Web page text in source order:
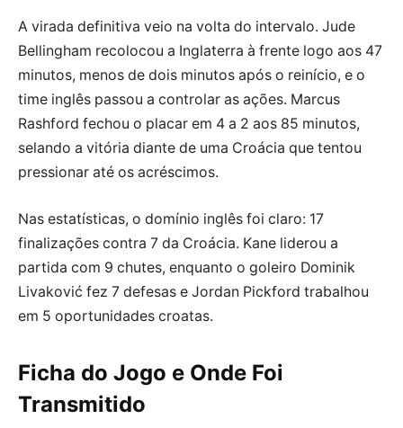
A virada definitiva veio na volta do intervalo. Jude
Bellingham recolocou a Inglaterra à frente logo aos 47
minutos, menos de dois minutos após o reinício, e o
time inglês passou a controlar as ações. Marcus
Rashford fechou o placar em 4 a 2 aos 85 minutos,
selando a vitória diante de uma Croácia que tentou
pressionar até os acréscimos.
Nas estatísticas, o domínio inglês foi claro: 17
finalizações contra 7 da Croácia. Kane liderou a
partida com 9 chutes, enquanto o goleiro Dominik
Livaković fez 7 defesas e Jordan Pickford trabalhou
em 5 oportunidades croatas.
Ficha do Jogo e Onde Foi
Transmitido